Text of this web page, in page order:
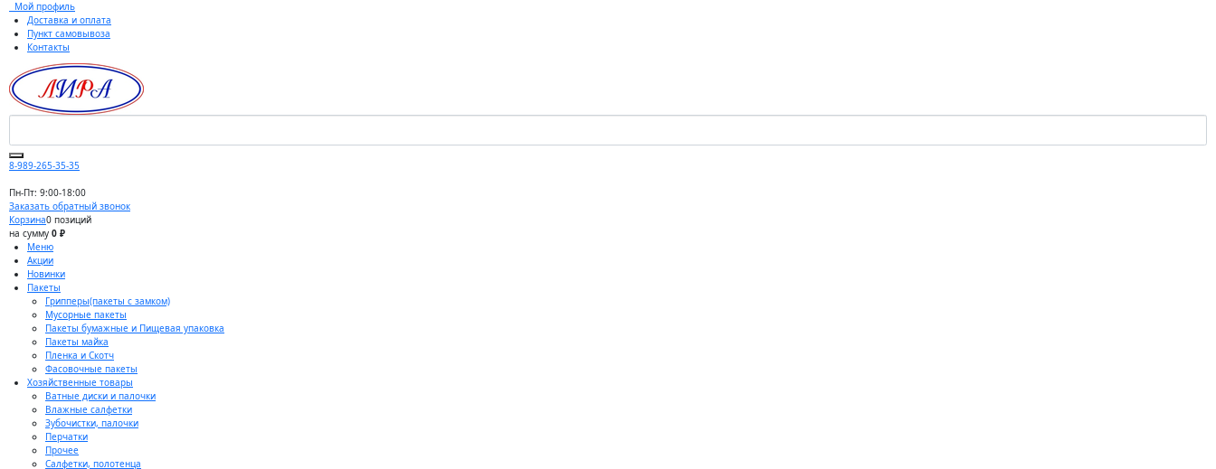
Мой профиль
Доставка и оплата
Пункт самовывоза
Контакты
8-989-265-35-35
Пн-Пт: 9:00-18:00
Заказать обратный звонок
Корзина0 позиций
на сумму 0 ₽
Меню
Акции
Новинки
Пакеты
Грипперы(пакеты с замком)
Мусорные пакеты
Пакеты бумажные и Пищевая упаковка
Пакеты майка
Пленка и Скотч
Фасовочные пакеты
Хозяйственные товары
Ватные диски и палочки
Влажные салфетки
Зубочистки, палочки
Перчатки
Прочее
Салфетки, полотенца